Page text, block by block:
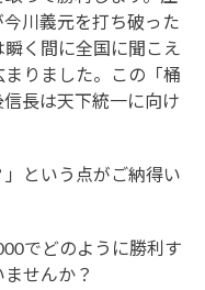
川義元を打ち破った
く間に全国に聞こえ
りました。この「桶
長は天下統一に向け
」という点がご納得い
でどのように勝利す
せんか？